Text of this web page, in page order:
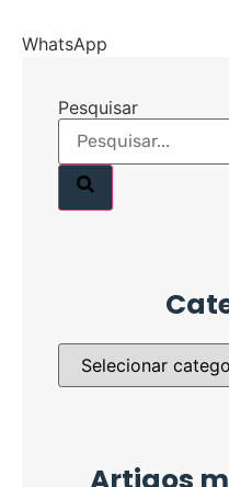
WhatsApp
Pesquisar